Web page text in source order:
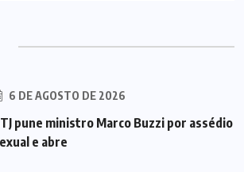
6 DE AGOSTO DE 2026
pune ministro Marco Buzzi por assédio
e abre